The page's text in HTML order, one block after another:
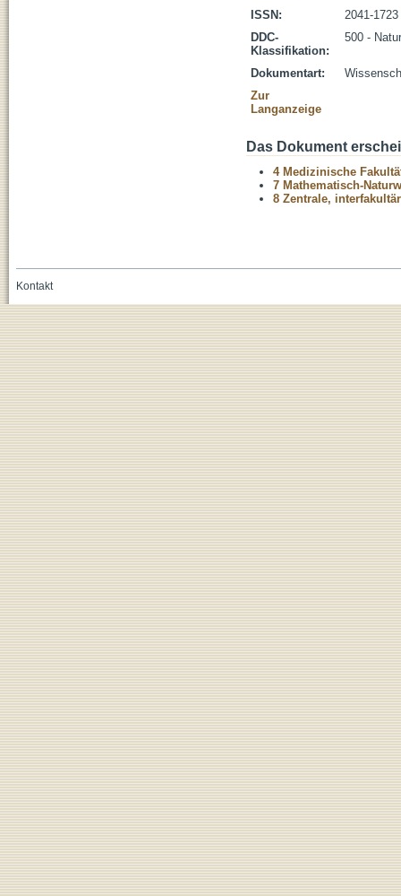
ISSN:
2041-1723
DDC-
Klassifikation:
500 -
Dokumentart:
Zur
Langanzeige
Das Dokument
4 Medizinische
7 Mathematisch-
8 Zentrale,
Kontakt